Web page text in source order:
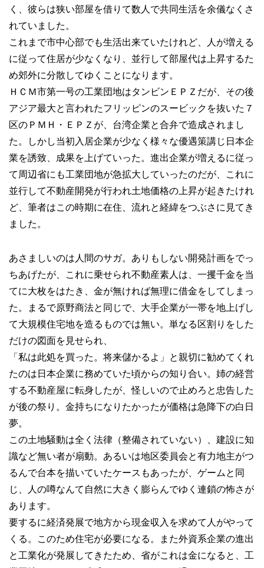
く、彼らは狭い部屋を借りて数人で共同生活を余儀なくさ
れていました。
これまで市中心部でも生活出来ていたけれど、人が増える
に従って住居が少なくなり、並行して部屋代は上昇するた
め郊外に分散してゆくことになります。
ＨＣＭ市第一号の工業団地はタンビンＥＰＺだが、その後
アジア最大と言われたフリッピンのスービックを抜いた７
区のＰＭＨ・ＥＰＺが、台湾企業と合弁で造成されまし
た。しかし当初入居企業が少なく様々な優遇策講じ日本企
業を誘致、成果を上げていった。進出企業が増えるに従っ
て周辺省にも工業団地が急拡大していったのだが、これに
並行して不動産開発が行われ土地価格の上昇が起きたけれ
ど、筆者はこの時期に在住、流れと経緯をつぶさに見てき
ました。
あさましいのは人間のサガ。ありもしない開発計画をでっ
ちあげたが、これに乗せられ不動産素人は、一攫千金を当
てに大枚をはたき、金が無ければ無理に借金をしてしまっ
た。まるで原野商法と同じで、大手企業が一帯を地上げし
て大規模住宅地を造るものでは無い。単なる区割りをした
だけの図面を見せられ、
「私は此処を買った。将来儲かるよ」と親切に勧めてくれ
たのは日本企業に務めていた頃からの知り合い。姉の経営
する不動産屋に転身したが、怪しいので止めろと忠告した
が後の祭り。金持ちになりたかったが価格は急降下の白日
夢。
この土地騒動は全く法律（整備されていない）、建設に知
識など無い者が扇動。あるいは地区委員会と有力地主がつ
るんで台本を描いていたケースもあったが、ゲームと同
じ、人の噂なんて自然に大きく膨らんでゆく連鎖の怖さが
あります。
要するに経済発展で地方から現金収入を求めて人がやって
くる。このため住宅が必要になる。また外資系企業の進出
と工業化が発展してきたため、省がこれは金になると、工